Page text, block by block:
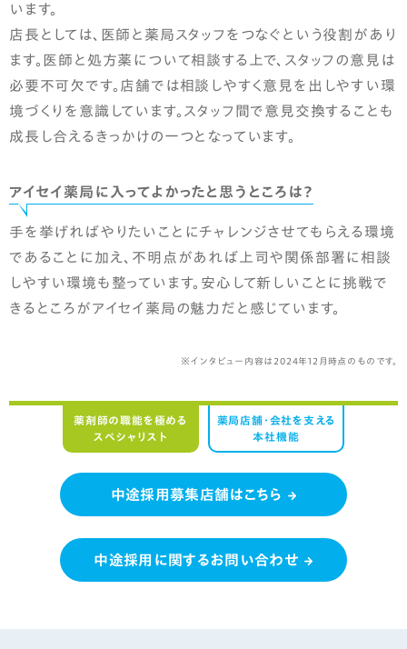
います。
店長としては、医師と薬局スタッフをつなぐという役割があり
ます。医師と処方薬について相談する上で、スタッフの意見は
必要不可欠です。店舗では相談しやすく意見を出しやすい環
境づくりを意識しています。スタッフ間で意見交換することも
成長し合えるきっかけの一つとなっています。
アイセイ薬局に入ってよかったと思うところは？
手を挙げればやりたいことにチャレンジさせてもらえる環境
であることに加え、不明点があれば上司や関係部署に相談
しやすい環境も整っています。安心して新しいことに挑戦で
きるところがアイセイ薬局の魅力だと感じています。
※インタビュー内容は2024年12月時点のものです。
薬剤師の職能を極める
スペシャリスト
薬局店舗・会社を支える
本社機能
中途採用募集店舗はこちら
中途採用に関するお問い合わせ